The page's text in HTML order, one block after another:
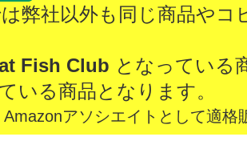
弊社以外も同じ商品やコ
Fish Club となっている
いる商品となります。
アソシエイトとして適格